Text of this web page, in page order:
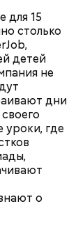
для 15
столько
детей
не
дни
уроки, где
о